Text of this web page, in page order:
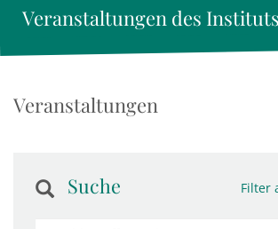
Veranstaltungen des Instituts
Veranstaltungen
Suche Filter